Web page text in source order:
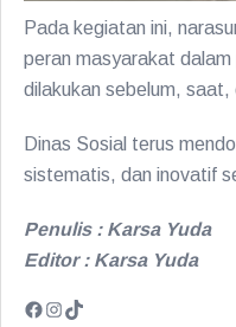
Pada kegiatan ini,
peran masyarakat
dilakukan sebelum,
Dinas Sosial terus
sistematis, dan inovatif
Penulis : Karsa Yuda
Editor : Karsa Yuda